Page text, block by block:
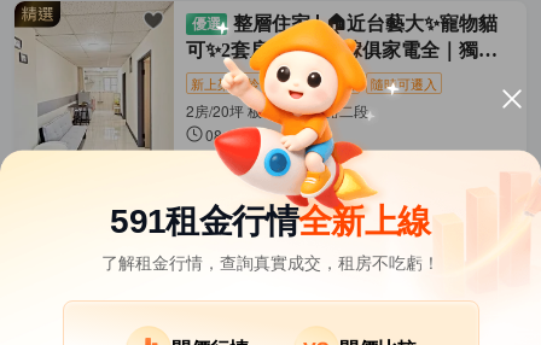
整層住家
🏠近台藝大✨寵物貓
可✨2套房可開伙✨傢俱家電全｜獨立
陽台
新上架 拎包入住 近商圈 隨時可遷入
2房/20坪 板橋區-大觀路二段
08-07發佈
20,000元/月 (含水費等)
距亞東醫院 板南線 1035公尺
其它租屋 熱門在租社區
土城區租屋
591租金行情全新上線
了解租金行情，查詢真實成交，租房不吃虧！